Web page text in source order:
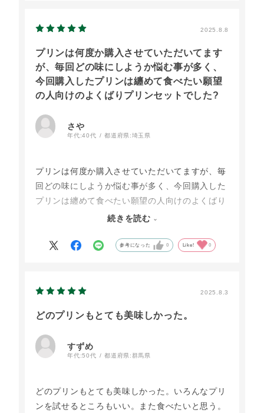
2025.8.8
プリンは何度か購入させていただいてます
が、毎回どの味にしようか悩む事が多く、
今回購入したプリンは纏めて食べたい願望
の人向けのよくばりプリンセットでした?
さや
年代:40代 都道府県:埼玉県
プリンは何度か購入させていただいてますが、毎
回どの味にしようか悩む事が多く、今回購入した
プリンは纏めて食べたい願望の人向けのよくばり
プリンセットでした?
リンなど、ひとつひとつが凄く卵の濃さが感じら
続きを読む
参考になった 0 Like! 0
2025.8.3
どのプリンもとても美味しかった。
すずめ
年代:50代 都道府県:群馬県
どのプリンもとても美味しかった。いろんなプリ
ンを試せるところもいい。また食べたいと思う。